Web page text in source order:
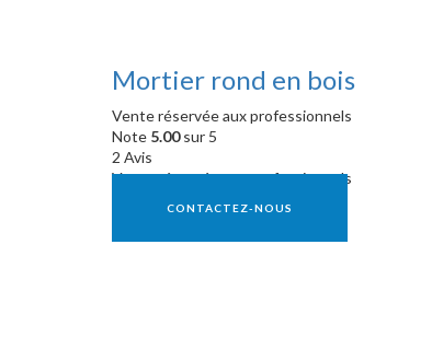
Mortier rond en bois
Vente réservée aux professionnels
Note 5.00sur 5
2 Avis
Vente réservée aux professionnels
CONTACTEZ-NOUS